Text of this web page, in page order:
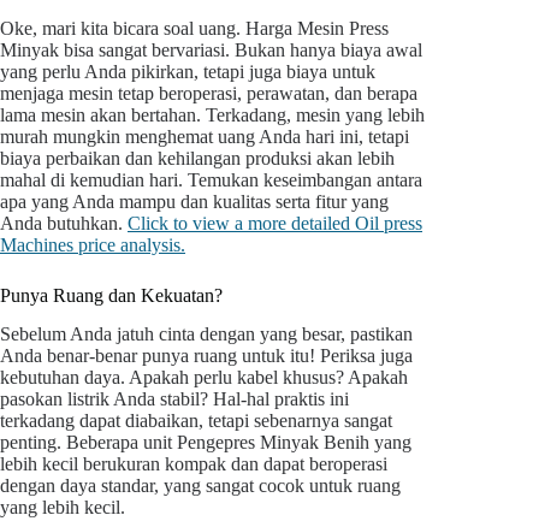
Oke, mari kita bicara soal uang. Harga Mesin Press
Minyak bisa sangat bervariasi. Bukan hanya biaya awal
yang perlu Anda pikirkan, tetapi juga biaya untuk
menjaga mesin tetap beroperasi, perawatan, dan berapa
lama mesin akan bertahan. Terkadang, mesin yang lebih
murah mungkin menghemat uang Anda hari ini, tetapi
biaya perbaikan dan kehilangan produksi akan lebih
mahal di kemudian hari. Temukan keseimbangan antara
apa yang Anda mampu dan kualitas serta fitur yang
Anda butuhkan. Click to view a more detailed Oil press
Machines price analysis.
Punya Ruang dan Kekuatan?
Sebelum Anda jatuh cinta dengan yang besar, pastikan
Anda benar-benar punya ruang untuk itu! Periksa juga
kebutuhan daya. Apakah perlu kabel khusus? Apakah
pasokan listrik Anda stabil? Hal-hal praktis ini
terkadang dapat diabaikan, tetapi sebenarnya sangat
penting. Beberapa unit Pengepres Minyak Benih yang
lebih kecil berukuran kompak dan dapat beroperasi
dengan daya standar, yang sangat cocok untuk ruang
yang lebih kecil.